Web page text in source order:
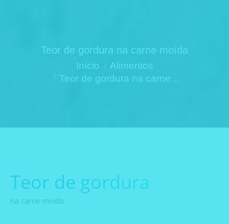
Teor de gordura na carne moída
Início
Alimentos
Teor de gordura na carne…
Teor de gordura
na carne moída